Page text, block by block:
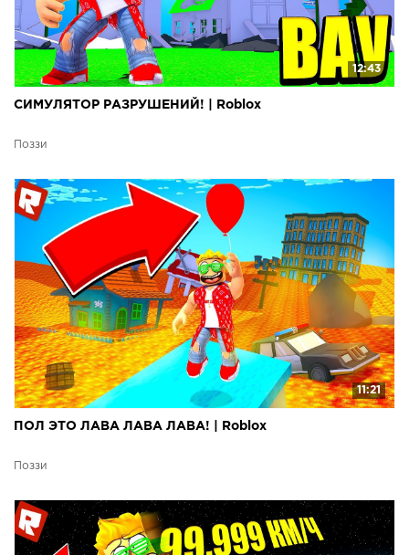
12:43
СИМУЛЯТОР РАЗРУШЕНИЙ! | Roblox
Поззи
11:21
ПОЛ ЭТО ЛАВА ЛАВА ЛАВА! | Roblox
Поззи